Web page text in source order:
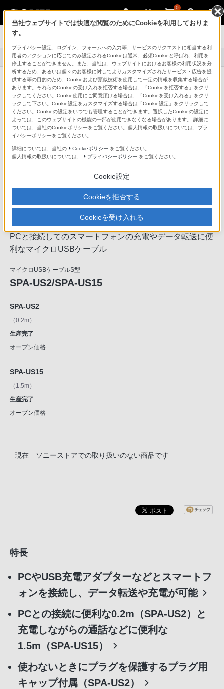
0
スマートフォンアクセサリー
トップ 商品一覧
ソニーストア
お買い物情報
サポート・お問い合
わせ
マイクロUSBケーブルS型
SPA-US2/SPA-US15
詳細メニュー
PCと接続してのスマートフォンの充電やデータ転送に便
利なマイクロUSBケーブル
マイクロUSBケーブルS型
SPA-US2/SPA-US15
SPA-US2
（0.2m）
生産完了
オープン価格
SPA-US15
（1.5m）
生産完了
オープン価格
現在 ソニーストアでの取り扱いのない商品です
特長
PCやUSB充電アダプターなどとスマートフ
ォンを接続し、データ転送や充電が可能
PCとの接続に便利な0.2m（SPA-US2）と
充電しながらの通話などに便利な
1.5m（SPA-US15）
使わないときにプラグを保護するプラグ用
キャップ付属（SPA-US2）
当社ウェブサイトでは快適な閲覧のためにCookieを利用しておりま
す。
プライバシー設定、ログイン、フォームへの入力等、サービスのリクエストに相当する利
用者のアクションに応じてのみ設定されるCookieは通常、必須Cookieと呼ばれ、利用を
停止することができません。また、当社は、ウェブサイトにおけるお客様の利用状況を分
析するため、あるいは個々のお客様に対してよりカスタマイズされたサービス・広告を提
供する等の目的のため、Cookieおよび類似技術を使用して一定の情報を収集する場合が
あります。それらのCookieの受け入れを拒否する場合は、「Cookieを拒否する」をクリ
ックしてください。Cookie使用にご同意頂ける場合は、「Cookieを受け入れる」をクリ
ックして下さい。Cookie設定をカスタマイズする場合は「Cookie設定」をクリックして
ください。Cookieの設定をいつでも管理することができます。選択したCookieの設定に
よっては、このウェブサイトの機能の一部が使用できなくなる場合があります。 詳細に
ついては、当社のCookieポリシーをご覧ください。個人情報の取扱いについては、プラ
イバシーポリシーをご覧ください。
詳細については、当社の Cookieポリシー をご覧ください。
個人情報の取扱いについては、
プライバシーポリシー をご覧ください。
Cookie設定
Cookieを拒否する
Cookieを受け入れる